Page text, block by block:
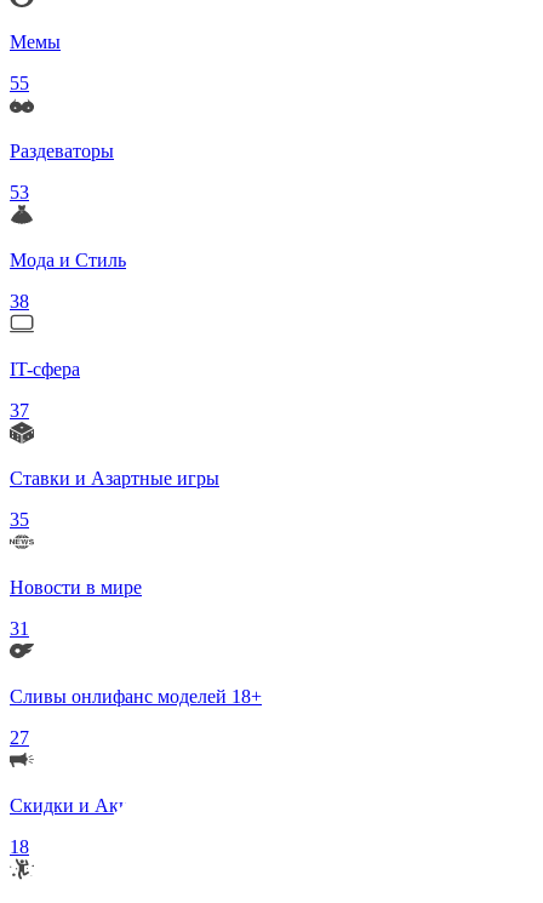
Мемы
55
Раздеваторы
53
Мода и Стиль
38
IT-сфера
37
Ставки и Азартные игры
35
Новости в мире
31
Сливы онлифанс моделей 18+
27
Скидки и Акции
18